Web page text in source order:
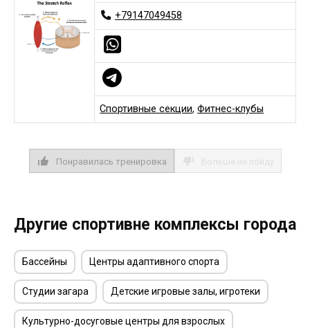
+79147049458
Спортивные секции,Фитнес-клубы
Понравилась тренировка
Другие спортивне комплексы города
Бассейны Центры адаптивного спорта
Студии загара Детские игровые залы, игротеки
Культурно-досуговые центры для взрослых